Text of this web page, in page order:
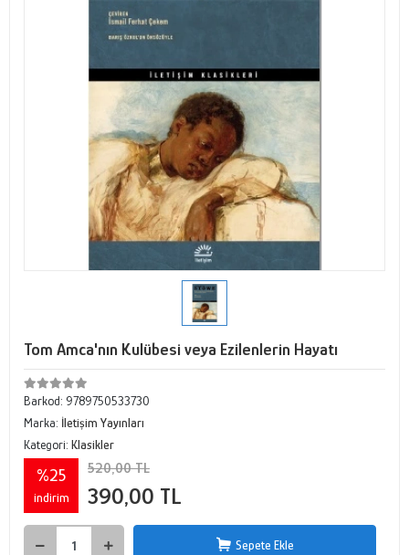
Tom Amca'nın Kulübesi veya Ezilenlerin Hayatı
Barkod: 9789750533730
Marka: İletişim Yayınları
Kategori: Klasikler
%25
indirim
520,00 TL
390,00 TL
Sepete Ekle